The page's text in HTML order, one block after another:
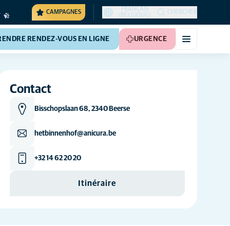
CAMPAGNES
FRANÇAIS
(BELGIQUE)
CHERCHER
RENDEZ-VOUS EN LIGNE URGENCE
Contact
Bisschopslaan 68, 2340 Beerse
hetbinnenhof@anicura.be
+32 14 62 20 20
Itinéraire